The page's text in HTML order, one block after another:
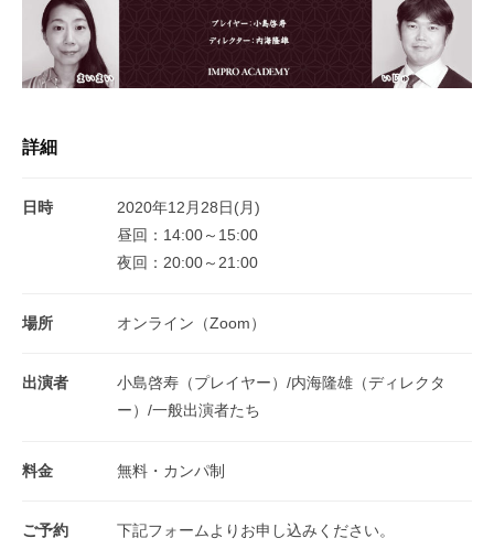
詳細
日時
2020年12月28日(月)
昼回：14:00～15:00
夜回：20:00～21:00
場所 オンライン（Zoom）
出演者
小島啓寿（プレイヤー）/内海隆雄（ディレクタ
ー）/一般出演者たち
料金 無料・カンパ制
ご予約
下記フォームよりお申し込みください。